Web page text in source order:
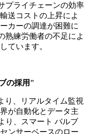
プライチェーンの効率
送コストの上昇によ
カーの調達が困難に
熟練労働者の不足によ
ています。
の採用"
り、リアルタイム監視
が自動化とデータ主
り、スマート バルブ
ンサーベースのロー